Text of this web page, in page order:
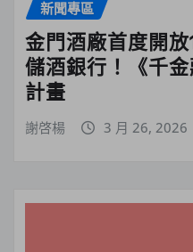
新聞專區
金門酒廠首度開
儲酒銀行！《千
計畫
謝啓楊 3 月 26, 2026